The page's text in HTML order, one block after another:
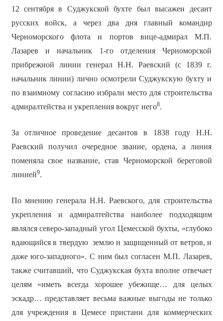
12 сентября в Суджукской бухте был высажен десант
русских войск, а через два дня главный командир
Черноморского флота и портов вице-адмирал М.П.
Лазарев и начальник 1-го отделения Черноморской
прибрежной линии генерал Н.Н. Раевский (с 1839 г.
начальник линии) лично осмотрели Суджукскую бухту и
по взаимному согласию избрали место для строительства
адмиралтейства и укрепления вокруг него8.
За отличное проведение десантов в 1838 году Н.Н.
Раевский получил очередное звание, ордена, а линия
поменяла свое название, став Черноморской береговой
линией9.
По мнению генерала Н.Н. Раевского, для строительства
укрепления и адмиралтейства наиболее подходящим
являлся северо-западный угол Цемесской бухты, «глубоко
вдающийся в твердую землю и защищенный от ветров, и
даже юго-западного». С ним был согласен М.П. Лазарев,
также считавший, что Суджукская бухта вполне отвечает
целям «иметь всегда хорошее убежище… для целых
эскадр… представляет весьма важные выгоды не только
для учреждения в Цемесе пристани для коммерческих